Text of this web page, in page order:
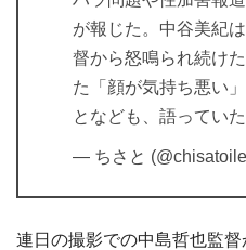
が報じた。中谷美紀
督から怒鳴られ続け
た「顔が気持ち悪い
となども、語ってい
— ちさと
連日の撮影での中島哲也監督